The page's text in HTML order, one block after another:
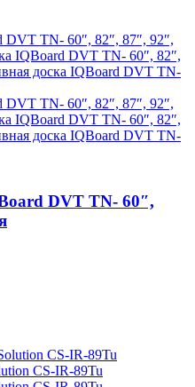
DVT TN- 60″,